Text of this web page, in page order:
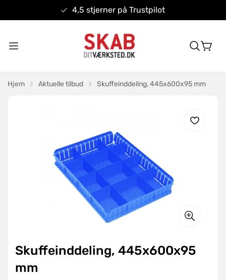
4,5 stjerner på Trustpilot
Hjem Aktuelle tilbud Skuffeinddeling, 445x600x95 mm
Skuffeinddeling, 445x600x95
mm